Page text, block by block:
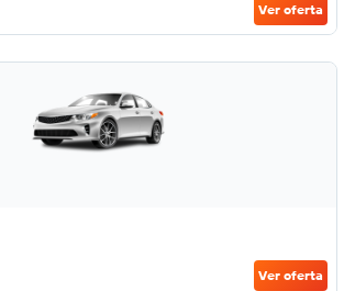
Ver oferta
Ver oferta